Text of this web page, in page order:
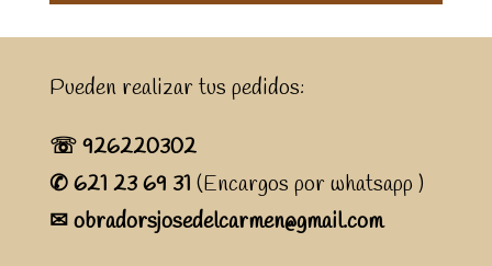
Pueden realizar tus pedidos:
☏ 926220302
✆ 621 23 69 31 (Encargos por whatsapp )
✉ obradorsjosedelcarmen@gmail.com